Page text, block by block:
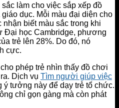
làm cho việc sắp xếp đồ
dục. Mỗi màu đại diện cho
biết màu sắc trong khi
Đại học Cambridge, phương
trẻ lên 28%. Do đó, nó
cực.
phép trẻ nhìn thấy đồ chơi
Dịch vụ Tìm người giúp việc
ý tưởng này để dạy trẻ tổ chức.
chỉ gọn gàng mà còn phát